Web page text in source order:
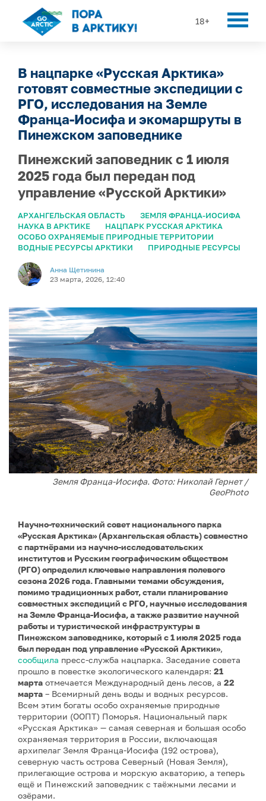
18+
В нацпарке «Русская Арктика»
готовят совместные экспедиции с
РГО, исследования на Земле
Франца-Иосифа и экомаршруты в
Пинежском заповеднике
Пинежский заповедник с 1 июля
2025 года был передан под
управление «Русской Арктики»
АРХАНГЕЛЬСКАЯ ОБЛАСТЬ
ЗЕМЛЯ ФРАНЦА-ИОСИФА
НАУКА В АРКТИКЕ
НАЦПАРК РУССКАЯ АРКТИКА
ОСОБО ОХРАНЯЕМЫЕ ПРИРОДНЫЕ ТЕРРИТОРИИ
ВОДНЫЕ РЕСУРСЫ АРКТИКИ
ПРИРОДНЫЕ РЕСУРСЫ
Анна Щетинина
23 марта, 2026, 12:40
Земля Франца-Иосифа. Фото: Николай Гернет /
GeoPhoto
Научно-технический совет национального парка
«Русская Арктика» (Архангельская область) совместно
с партнёрами из научно-исследовательских
институтов и Русским географическим обществом
(РГО) определил ключевые направления полевого
сезона 2026 года. Главными темами обсуждения,
помимо традиционных работ, стали планирование
совместных экспедиций с РГО, научные исследования
на Земле Франца-Иосифа, а также развитие научной
работы и туристической инфраструктуры в
Пинежском заповеднике, который с 1 июля 2025 года
был передан под управление «Русской Арктики»,
сообщила пресс-служба нацпарка. Заседание совета
прошло в повестке экологического календаря: 21
марта отмечается Международный день лесов, а 22
марта – Всемирный день воды и водных ресурсов.
Всем этим богаты особо охраняемые природные
территории (ООПТ) Поморья. Национальный парк
«Русская Арктика» — самая северная и большая особо
охраняемая территория в России, включающая
архипелаг Земля Франца-Иосифа (192 острова),
северную часть острова Северный (Новая Земля),
прилегающие острова и морскую акваторию, а теперь
ещё и Пинежский заповедник с таёжными лесами и
озёрами.